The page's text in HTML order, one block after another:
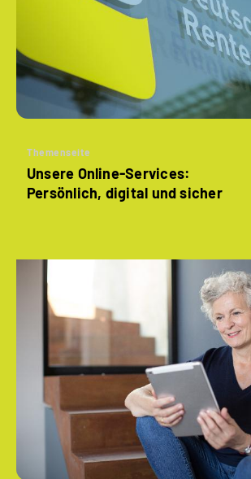
Themenseite
Unsere Online-Services:
Persönlich, digital und sicher